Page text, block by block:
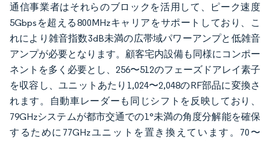
通信事業者はそれらのブロックを活用して、ピーク速度
5Gbpsを超える800MHzキャリアをサポートしており、こ
れにより雑音指数3dB未満の広帯域パワーアンプと低雑音
アンプが必要となります。顧客宅内設備も同様にコンポー
ネントを多く必要とし、256〜512のフェーズドアレイ素子
を収容し、ユニットあたり1,024〜2,048のRF部品に変換さ
れます。自動車レーダーも同じシフトを反映しており、
79GHzシステムが都市交通での1°未満の角度分解能を確保
するために77GHzユニットを置き換えています。70〜